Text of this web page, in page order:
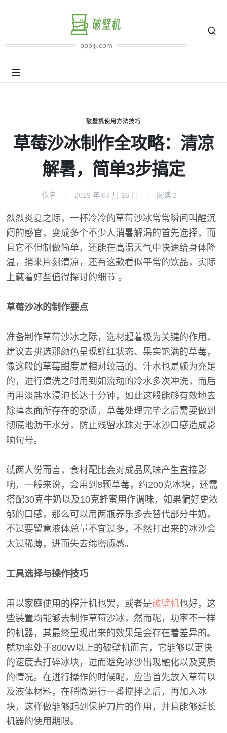
pobiji.com
破壁机使用方法技巧
草莓沙冰制作全攻略：清凉
解暑，简单3步搞定
佚名 2019 年 07 月 16 日 阅读 2
烈烈炎夏之际，一杯冷冷的草莓沙冰常常瞬间叫醒沉
闷的感官，变成多个不少人消暑解渴的首先选择，而
且它不但制做简单，还能在高温天气中快速给身体降
温，捎来片刻清凉，还有这款看似平常的饮品，实际
上藏着好些值得探讨的细节 。
草莓沙冰的制作要点
准备制作草莓沙冰之际，选材起着极为关键的作用，
建议去挑选那颜色呈现鲜红状态、果实饱满的草莓，
像这般的草莓甜度是相对较高的、汁水也是颇为充足
的，进行清洗之时用到如流动的冷水多次冲洗，而后
再用淡盐水浸泡长达十分钟，如此这般能够有效地去
除掉表面所存在的杂质，草莓处理完毕之后需要做到
彻底地沥干水分，防止残留水珠对于冰沙口感造成影
响句号。
就两人份而言，食材配比会对成品风味产生直接影
响，一般来说，会用到8颗草莓，约200克冰块，还需
搭配30克牛奶以及10克蜂蜜用作调味，如果偏好更浓
郁的口感，那么可以用两瓶养乐多去替代部分牛奶，
不过要留意液体总量不宜过多，不然打出来的冰沙会
太过稀薄，进而失去绵密质感。
工具选择与操作技巧
用以家庭使用的榨汁机也罢，或者是破壁机也好，这
些装置均能够去制作草莓沙冰，然而呢，功率不一样
的机器，其最终呈现出来的效果是会存在着差异的。
就功率处于800W以上的破壁机而言，它能够以更快
的速度去打碎冰块，进而避免冰沙出现融化以及变质
的情况。在进行操作的时候呢，应当首先放入草莓以
及液体材料，在稍微进行一番搅拌之后，再加入冰
块，这样做能够起到保护刀片的作用，并且能够延长
机器的使用期限。